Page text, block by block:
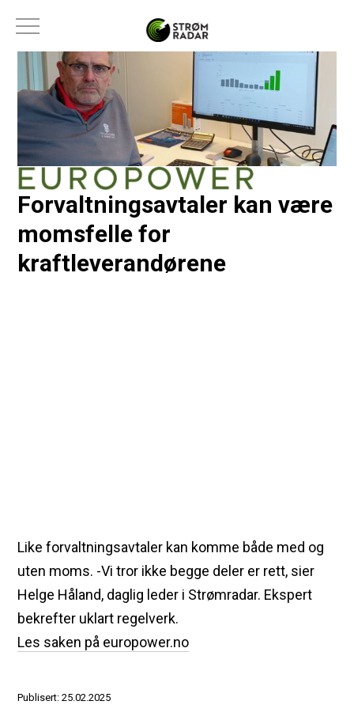
Forvaltningsavtaler kan være
momsfelle for
kraftleverandørene
Like forvaltningsavtaler kan komme både med og
uten moms. -Vi tror ikke begge deler er rett, sier
Helge Håland, daglig leder i Strømradar. Ekspert
bekrefter uklart regelverk.
Les saken på europower.no
Publisert: 25.02.2025